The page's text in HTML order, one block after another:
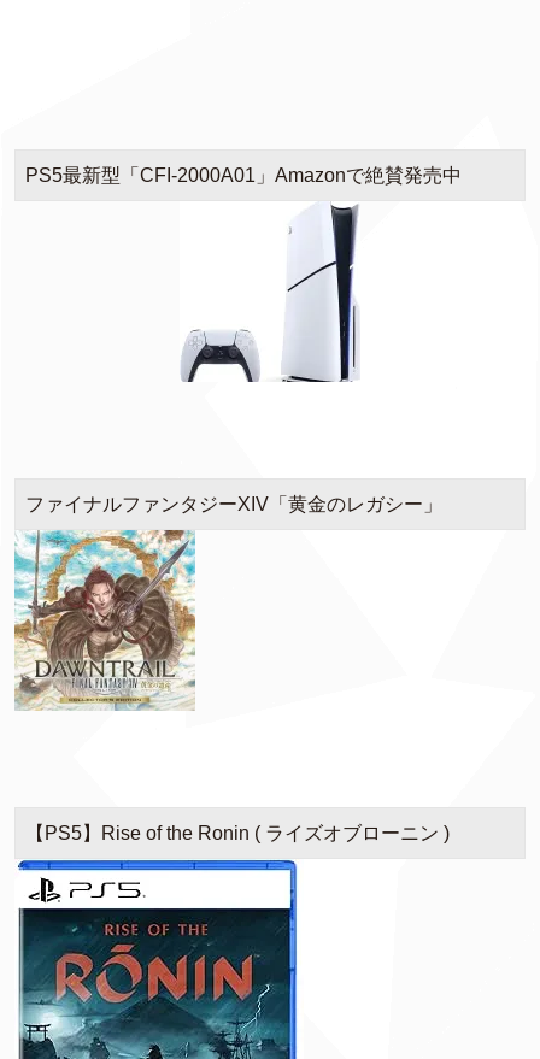
PS5最新型「CFI-2000A01」Amazonで絶賛発売中
ファイナルファンタジーXIV「黄金のレガシー」
【PS5】Rise of the Ronin ( ライズオブローニン )